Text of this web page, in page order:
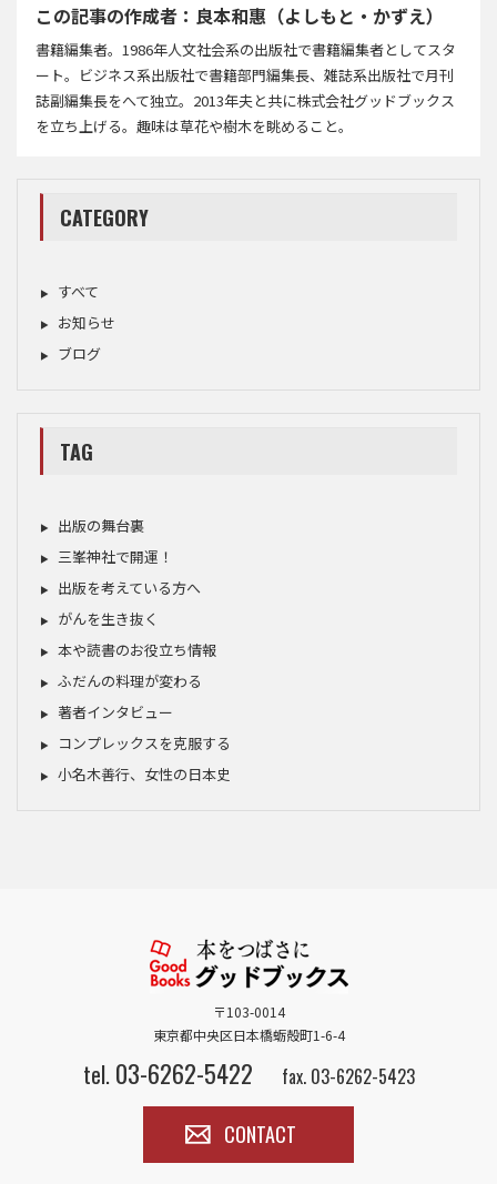
この記事の作成者：良本和惠（よしもと・かずえ）
書籍編集者。1986年人文社会系の出版社で書籍編集者としてスタ
ート。ビジネス系出版社で書籍部門編集長、雑誌系出版社で月刊
誌副編集長をへて独立。2013年夫と共に株式会社グッドブックス
を立ち上げる。趣味は草花や樹木を眺めること。
CATEGORY
すべて
お知らせ
ブログ
TAG
出版の舞台裏
三峯神社で開運！
出版を考えている方へ
がんを生き抜く
本や読書のお役立ち情報
ふだんの料理が変わる
著者インタビュー
コンプレックスを克服する
小名木善行、女性の日本史
〒103-0014
東京都中央区日本橋蛎殻町1-6-4
tel.03-6262-5422 fax. 03-6262-5423
CONTACT